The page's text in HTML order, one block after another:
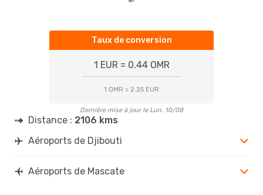
Taux de conversion
1 EUR = 0.44 OMR
1 OMR = 2.25 EUR
Dernière mise à jour le Lun. 10/08
Distance : 2106 kms
Aéroports de Djibouti
Aéroports de Mascate